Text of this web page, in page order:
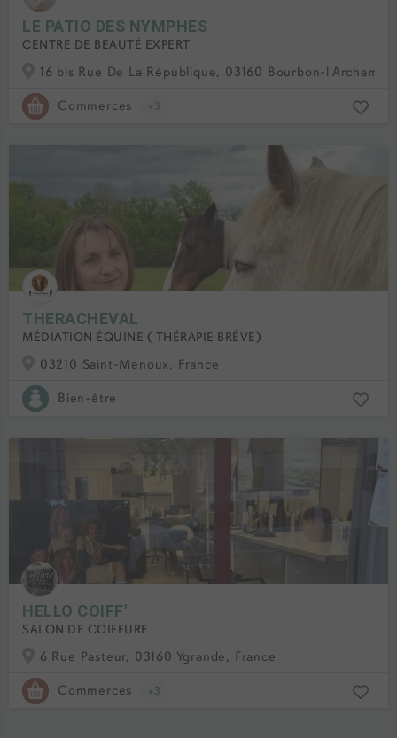
LE PATIO DES NYMPHES
CENTRE DE BEAUTÉ EXPERT
16 bis Rue De La République, 03160 Bourbon-
Commerces +3
THERACHEVAL
MÉDIATION ÉQUINE ( THÉRAPIE BRÈVE)
03210 Saint-Menoux, France
Bien-être
HELLO COIFF'
SALON DE COIFFURE
6 Rue Pasteur, 03160 Ygrande, France
Commerces +3